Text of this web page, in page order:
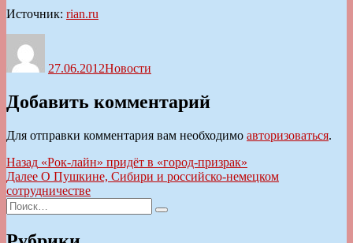
Источник: rian.ru
27.06.2012Новости
Добавить комментарий
Для отправки комментария вам необходимо авторизоваться.
Навигация
по
записям
Назад Предыдущая
запись:
«Рок-лайн» придёт в «город-призрак»
Далее Следующая
запись:
О Пушкине, Сибири и российско-немецком
сотрудничестве
Искать:
Поиск